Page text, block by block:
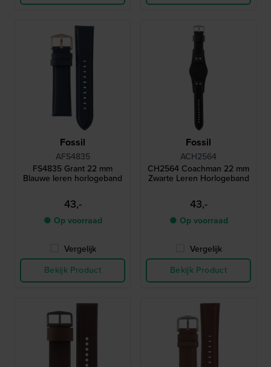
Fossil
AFS4835
FS4835 Grant 22 mm
Blauwe leren horlogeband
43,-
● Op voorraad
Vergelijk
Bekijk Product
Fossil
ACH2564
CH2564 Coachman 22 mm
Zwarte Leren Horlogeband
43,-
● Op voorraad
Vergelijk
Bekijk Product